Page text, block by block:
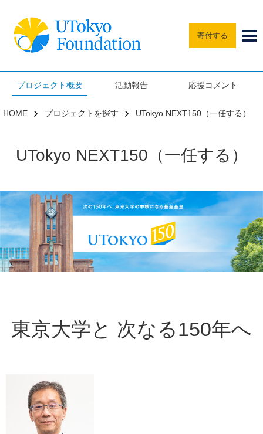
寄付する
HOME プロジェクトを探す UTokyo NEXT150（一任する）
UTokyo NEXT150（一任する）
東京大学と 次なる150年へ
プロジェクト概要 活動報告 応援コメント